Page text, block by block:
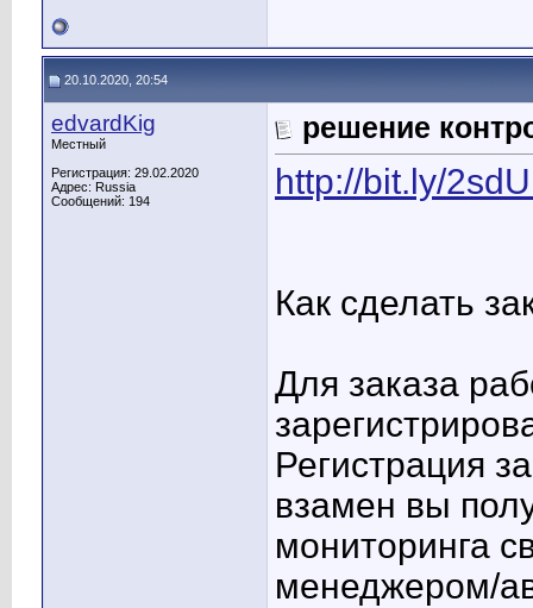
20.10.2020, 20:54
edvardKig
Местный
Регистрация: 29.02.2020
Адрес: Russia
Сообщений: 194
решение
http://bit.ly/
Как сделать
Для заказа
Регистрация
взамен вы
мониторинга
менеджером/